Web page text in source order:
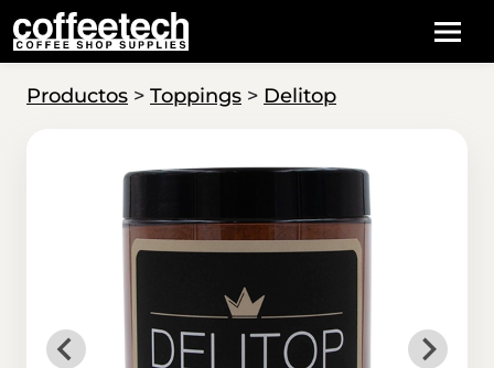
Productos > Toppings > Delitop